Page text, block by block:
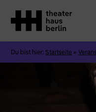
Du bist hier: Startseite »